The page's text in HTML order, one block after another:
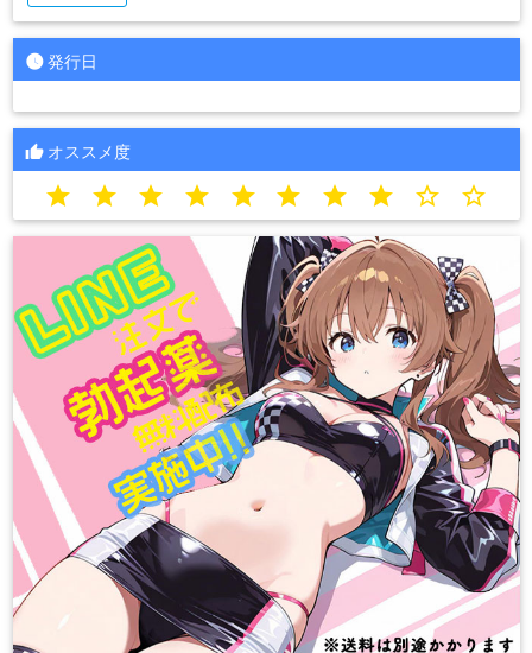
発行日
オススメ度
star star star star star star star star star_border star_border